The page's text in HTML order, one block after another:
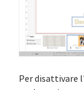
Per disattivare